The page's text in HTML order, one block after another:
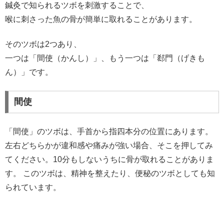
鍼灸で知られるツボを刺激することで、
喉に刺さった魚の骨が簡単に取れることがあります。
そのツボは2つあり、
一つは「間使（かんし）」、もう一つは「郄門（げきも
ん）」です。
間使
「間使」のツボは、手首から指四本分の位置にあります。
左右どちらかが違和感や痛みが強い場合、そこを押してみ
てください。10分もしないうちに骨が取れることがありま
す。 このツボは、精神を整えたり、便秘のツボとしても知
られています。